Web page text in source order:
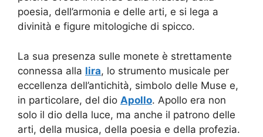
poesia, dell’armonia e delle arti, e si lega a
divinità e figure mitologiche di spicco.
La sua presenza sulle monete è strettamente
connessa alla lira, lo strumento musicale per
eccellenza dell’antichità, simbolo delle Muse e,
in particolare, del dio Apollo. Apollo era non
solo il dio della luce, ma anche il patrono delle
arti, della musica, della poesia e della profezia.